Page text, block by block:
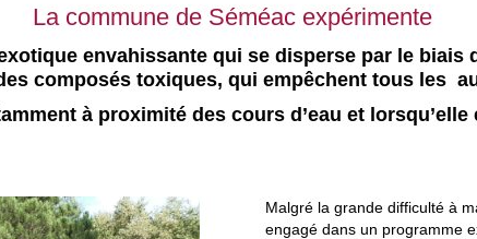
La commune de Séméac expérimente
envahissante qui se disperse par le biais
composés toxiques, qui empêchent tous les
à proximité des cours d’eau et
Malgré la grande difficulté à
engagé dans un programme